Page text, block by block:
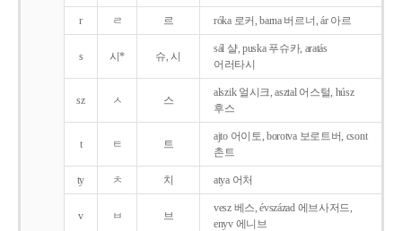
r ㄹ 르 róka 로커, barna 버르너, ár 아르
s 시* 슈, 시
sál 샬, puska 푸슈카, aratás
어러타시
sz ㅅ 스
alszik 얼시크, asztal 어스털, húsz
후스
t ㅌ 트
ajto 어이토, borotva 보로트버, csont
촌트
ty ㅊ 치 atya 어처
v ㅂ 브
vesz 베스, évszázad 에브사저드,
enyv 에니브